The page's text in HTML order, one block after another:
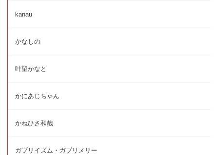
kanau
かなしの
叶望かなと
かにあじちゃん
かねひさ和哉
ガブリイズム・ガブリメリー